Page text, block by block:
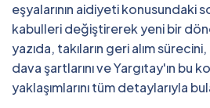
eşyalarının aidiyeti konusundaki
kabulleri değiştirerek yeni bir
yazıda, takıların geri alım
dava şartlarını ve Yargıtay'ın bu
yaklaşımlarını tüm detaylarıyla